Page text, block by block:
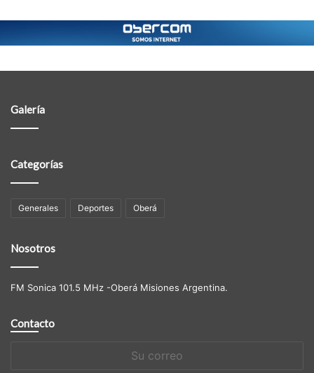
Galería
Categorías
Generales Deportes Oberá
Nosotros
FM Sonica 101.5 MHz -Oberá Misiones Argentina.
Contacto